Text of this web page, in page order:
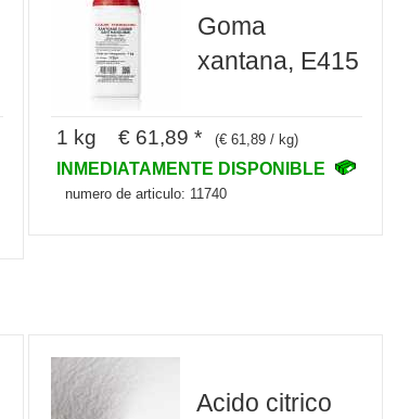
Goma
xantana, E415
1 kg € 61,89 * (€ 61,89 / kg)
INMEDIATAMENTE DISPONIBLE
numero de articulo: 11740
Acido citrico